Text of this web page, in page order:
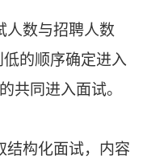
人数与招聘人数
的顺序确定进入
共同进入面试。
结构化面试，内容